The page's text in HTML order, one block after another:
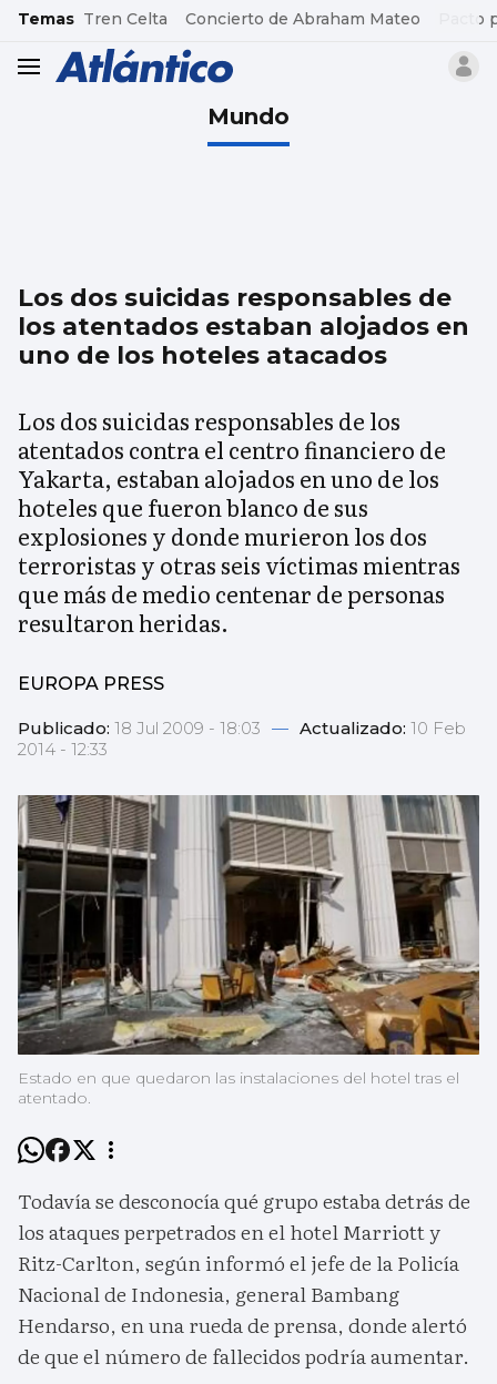
common.go-to-content
Temas Tren Celta Concierto de Abraham Mateo Pacto
header.menu.open
Mundo
Los dos suicidas responsables de
los atentados estaban alojados en
uno de los hoteles atacados
Los dos suicidas responsables de los
atentados contra el centro financiero de
Yakarta, estaban alojados en uno de los
hoteles que fueron blanco de sus
explosiones y donde murieron los dos
terroristas y otras seis víctimas mientras
que más de medio centenar de personas
resultaron heridas.
EUROPA PRESS
Publicado: 18 Jul 2009 - 18:03 — Actualizado: 10 Feb
2014 - 12:33
Estado en que quedaron las instalaciones del hotel tras el
atentado.
Todavía se desconocía qué grupo estaba detrás de
los ataques perpetrados en el hotel Marriott y
Ritz-Carlton, según informó el jefe de la Policía
Nacional de Indonesia, general Bambang
Hendarso, en una rueda de prensa, donde alertó
de que el número de fallecidos podría aumentar.